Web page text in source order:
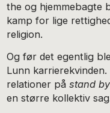
the og hjemmebagte
kamp for lige
religion.
Og før det egentlig
Lunn
relationer påstand by
en større kollektiv